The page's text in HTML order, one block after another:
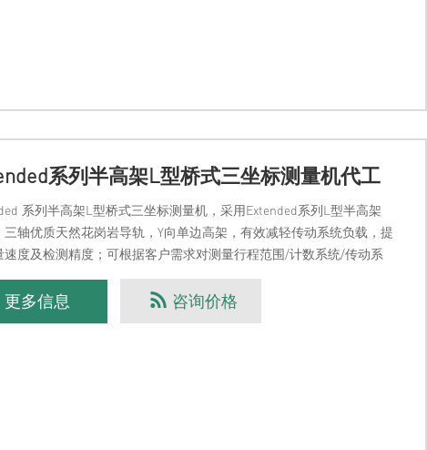
系列半高架L型桥式三坐标测量机代工
系列半高架L型桥式三坐标测量机，采用Extended系列L型半高架
三轴优质天然花岗岩导轨，Y向单边高架，有效减轻传动系统负载，提
速度及检测精度；可根据客户需求对测量行程范围/计数系统/传动系
系统进行标配/定制服务可根据
更多信息 咨询价格